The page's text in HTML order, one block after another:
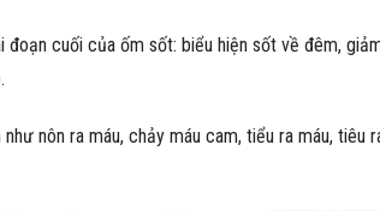
cuối của ốm sốt: biểu hiện sốt về đêm,
nôn ra máu, chảy máu cam, tiểu ra máu,